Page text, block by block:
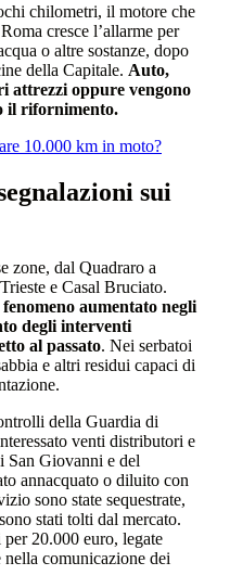
chilometri, il motore che
cresce l’allarme per
o altre sostanze, dopo
della Capitale. Auto,
attrezzi oppure vengono
il rifornimento.
10.000 km in moto?
sui
zone, dal Quadraro a
e Casal Bruciato.
aumentato negli
degli interventi
al passato. Nei serbatoi
e altri residui capaci di
della Guardia di
venti distributori e
San Giovanni e del
annacquato o diluito con
sono state sequestrate,
stati tolti dal mercato.
20.000 euro, legate
comunicazione dei